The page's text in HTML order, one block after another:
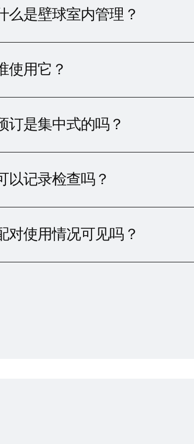
么是壁球室内管理？
使用它？
订是集中式的吗？
以记录检查吗？
对使用情况可见吗？